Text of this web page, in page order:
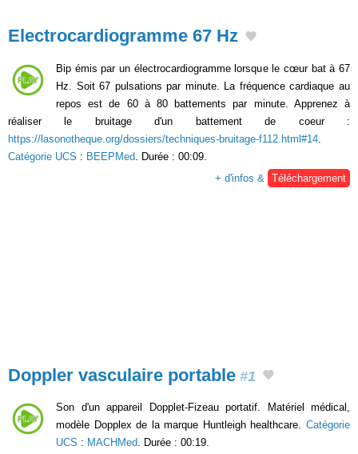
Electrocardiogramme 67 Hz
Bip émis par un électrocardiogramme lorsque le cœur bat à 67
Hz. Soit 67 pulsations par minute. La fréquence cardiaque au
repos est de 60 à 80 battements par minute. Apprenez à
réaliser le bruitage d'un battement de coeur :
https://lasonotheque.org/dossiers/techniques-bruitage-f112.html#14
Catégorie UCS : BEEPMed . Durée : 00:09.
+ d'infos &
Téléchargement
Doppler vasculaire portable #1
Son d'un appareil Dopplet-Fizeau portatif. Matériel médical,
modèle Dopplex de la marque Huntleigh healthcare. Catégorie
UCS : MACHMed. Durée : 00:19.